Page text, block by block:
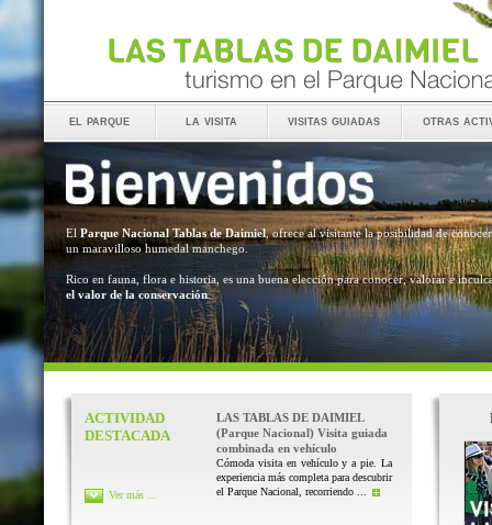
el parque la visita visitas guiadas otras
El Parque Nacional Tablas de Daimiel, ofrece al visitante la posibilidad de conocer
un maravilloso humedal manchego.
Rico en fauna, flora e historia, es una buena elección para conocer, valorar e
el valor de la conservación.
ACTIVIDAD
DESTACADA
LAS TABLAS DE DAIMIEL
(Parque Nacional) Visita guiada
combinada en vehículo
Cómoda visita en vehículo y a pie. La
experiencia más completa para descubrir
el Parque Nacional, recorriendo ...
Ver más ...